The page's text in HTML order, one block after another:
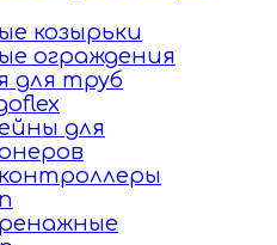
козырьки
ограждения
для труб
для